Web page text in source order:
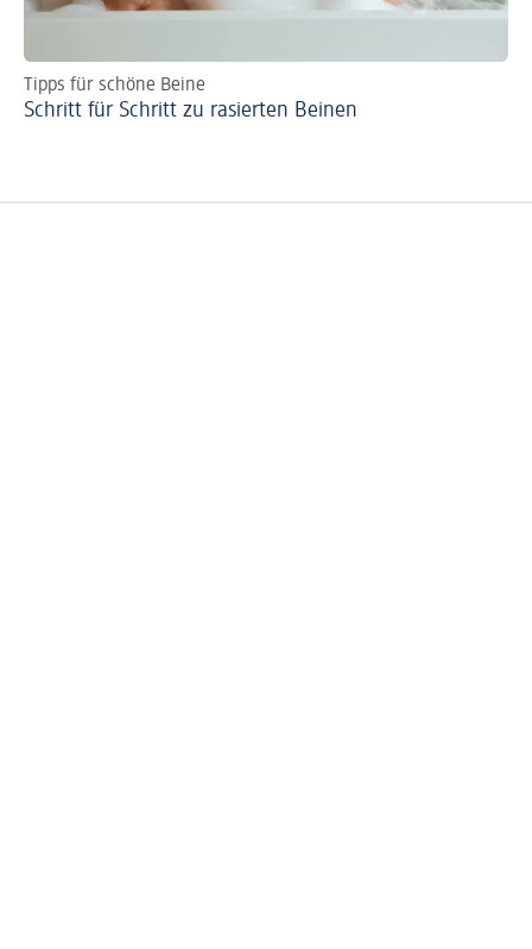
Tipps für schöne Beine
Schritt für Schritt zu rasierten Beinen